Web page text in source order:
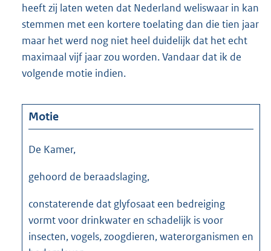
heeft zij laten weten dat Nederland weliswaar in kan
stemmen met een kortere toelating dan die tien jaar
maar het werd nog niet heel duidelijk dat het echt
maximaal vijf jaar zou worden. Vandaar dat ik de
volgende motie indien.
Motie
De Kamer,
gehoord de beraadslaging,
constaterende dat glyfosaat een bedreiging
vormt voor drinkwater en schadelijk is voor
insecten, vogels, zoogdieren, waterorganismen en